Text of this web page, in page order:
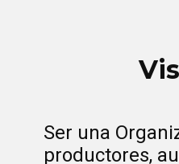
Ser una
productores,